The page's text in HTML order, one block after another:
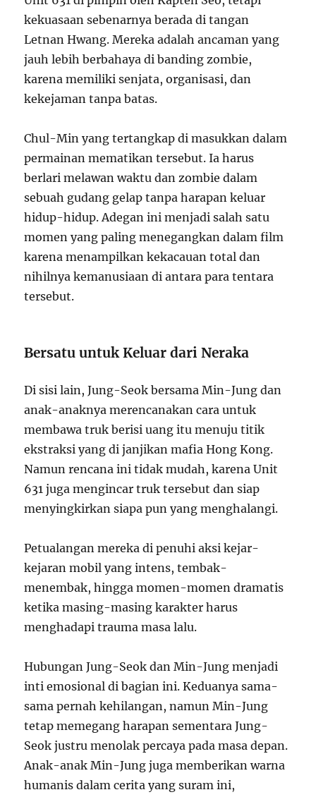
kekuasaan sebenarnya berada di tangan
Letnan Hwang. Mereka adalah ancaman yang
jauh lebih berbahaya di banding zombie,
karena memiliki senjata, organisasi, dan
kekejaman tanpa batas.
Chul-Min yang tertangkap di masukkan dalam
permainan mematikan tersebut. Ia harus
berlari melawan waktu dan zombie dalam
sebuah gudang gelap tanpa harapan keluar
hidup-hidup. Adegan ini menjadi salah satu
momen yang paling menegangkan dalam film
karena menampilkan kekacauan total dan
nihilnya kemanusiaan di antara para tentara
tersebut.
Bersatu untuk Keluar dari Neraka
Di sisi lain, Jung-Seok bersama Min-Jung dan
anak-anaknya merencanakan cara untuk
membawa truk berisi uang itu menuju titik
ekstraksi yang di janjikan mafia Hong Kong.
Namun rencana ini tidak mudah, karena Unit
631 juga mengincar truk tersebut dan siap
menyingkirkan siapa pun yang menghalangi.
Petualangan mereka di penuhi aksi kejar-
kejaran mobil yang intens, tembak-
menembak, hingga momen-momen dramatis
ketika masing-masing karakter harus
menghadapi trauma masa lalu.
Hubungan Jung-Seok dan Min-Jung menjadi
inti emosional di bagian ini. Keduanya sama-
sama pernah kehilangan, namun Min-Jung
tetap memegang harapan sementara Jung-
Seok justru menolak percaya pada masa depan.
Anak-anak Min-Jung juga memberikan warna
humanis dalam cerita yang suram ini,